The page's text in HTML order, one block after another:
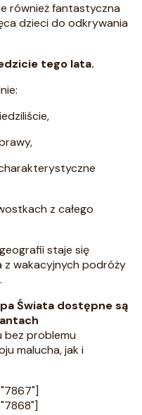
również fantastyczna
dzieci do odkrywania
tego lata.
z całego
staje się
z wakacyjnych podróży
Świata dostępne są
bez problemu
malucha, jak i